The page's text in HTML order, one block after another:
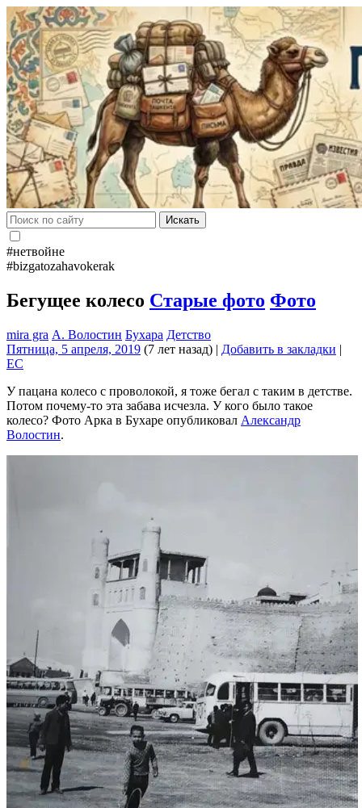
Искать
#нетвойне
#bizgatozahavokerak
Бегущее колесо Старые фото Фото
mira gra А. Волостин Бухара Детство
Пятница, 5 апреля, 2019 (7 лет назад) | Добавить в закладки |
EC
У пацана колесо с проволокой, я тоже бегал с таким в детстве.
Потом почему-то эта забава исчезла. У кого было такое
колесо? Фото Арка в Бухаре опубликовал Александр
Волостин.